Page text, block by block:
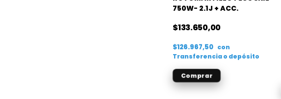
750W- 2.1J + ACC.
$133.650,00
$126.967,50 con
Transferencia o depósito